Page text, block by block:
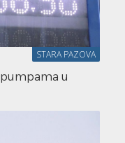
STARA PAZOVA
u